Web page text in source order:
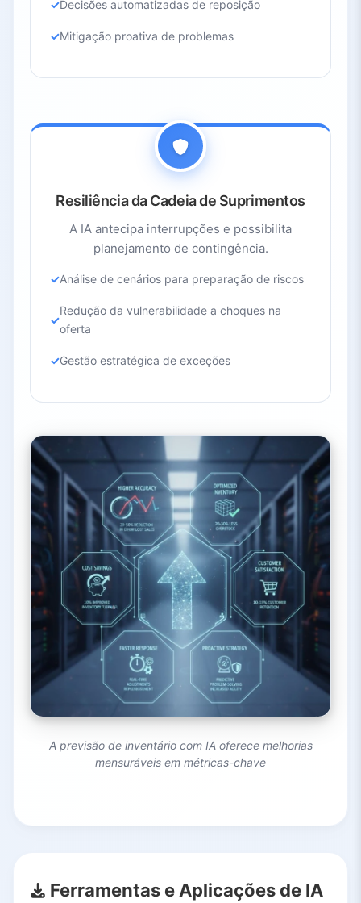
Decisões automatizadas de reposição
Mitigação proativa de problemas
Resiliência da Cadeia de Suprimentos
A IA antecipa interrupções e possibilita
planejamento de contingência.
Análise de cenários para preparação de riscos
Redução da vulnerabilidade a choques na
oferta
Gestão estratégica de exceções
A previsão de inventário com IA oferece melhorias
mensuráveis em métricas-chave
Ferramentas e Aplicações de IA